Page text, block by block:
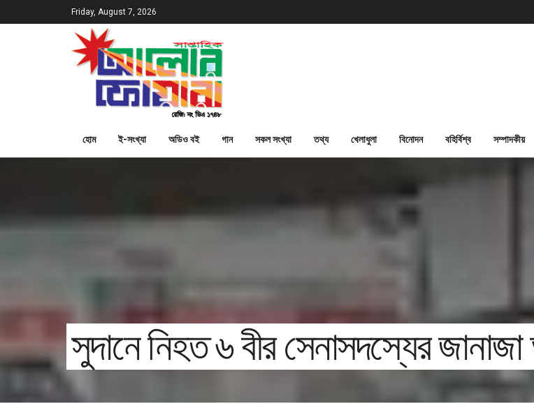
Friday, August 7, 2026
হোম ই-সংখ্যা অডিও বই গান সকল সংখ্যা তথ্য খেলাধুলা বিনোদন বহির্বিশ্ব সম্পাদকীয়
সুদানে নিহত ৬ বীর সেনাসদস্যের